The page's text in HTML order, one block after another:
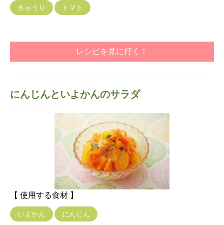
きゅうり トマト
レシピを見に行く！
にんじんといよかんのサラダ
【 使用する食材 】
いよかん にんじん